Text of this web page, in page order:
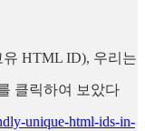
유 HTML ID), 우리는
클릭하여 보았다
unique-html-ids-in-